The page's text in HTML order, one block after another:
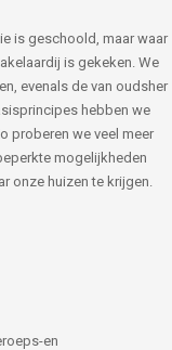
is geschoold, maar waar
is gekeken. We
evenals de van oudsher
hebben we
proberen we veel meer
mogelijkheden
onze huizen te krijgen.
en